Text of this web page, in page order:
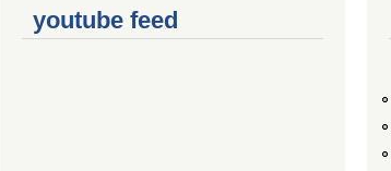
youtube feed